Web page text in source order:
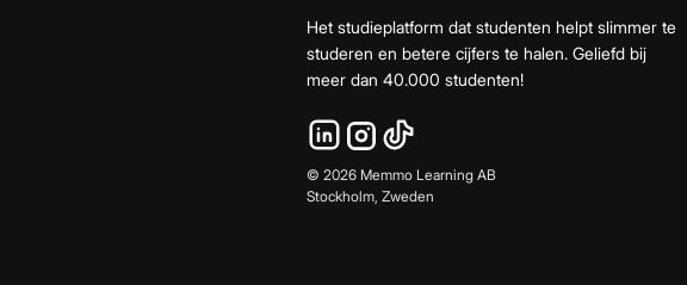
Het studieplatform dat studenten helpt slimmer te
studeren en betere cijfers te halen. Geliefd bij
meer dan 40.000 studenten!
© 2026 Memmo Learning AB
Stockholm, Zweden